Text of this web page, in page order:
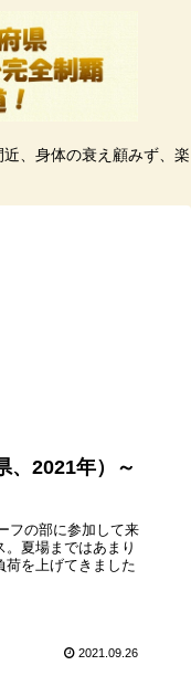
、身体の衰え顧みず、
、2021年）～
フの部に参加して来
夏場まではあまり
荷を上げてきました
2021.09.26